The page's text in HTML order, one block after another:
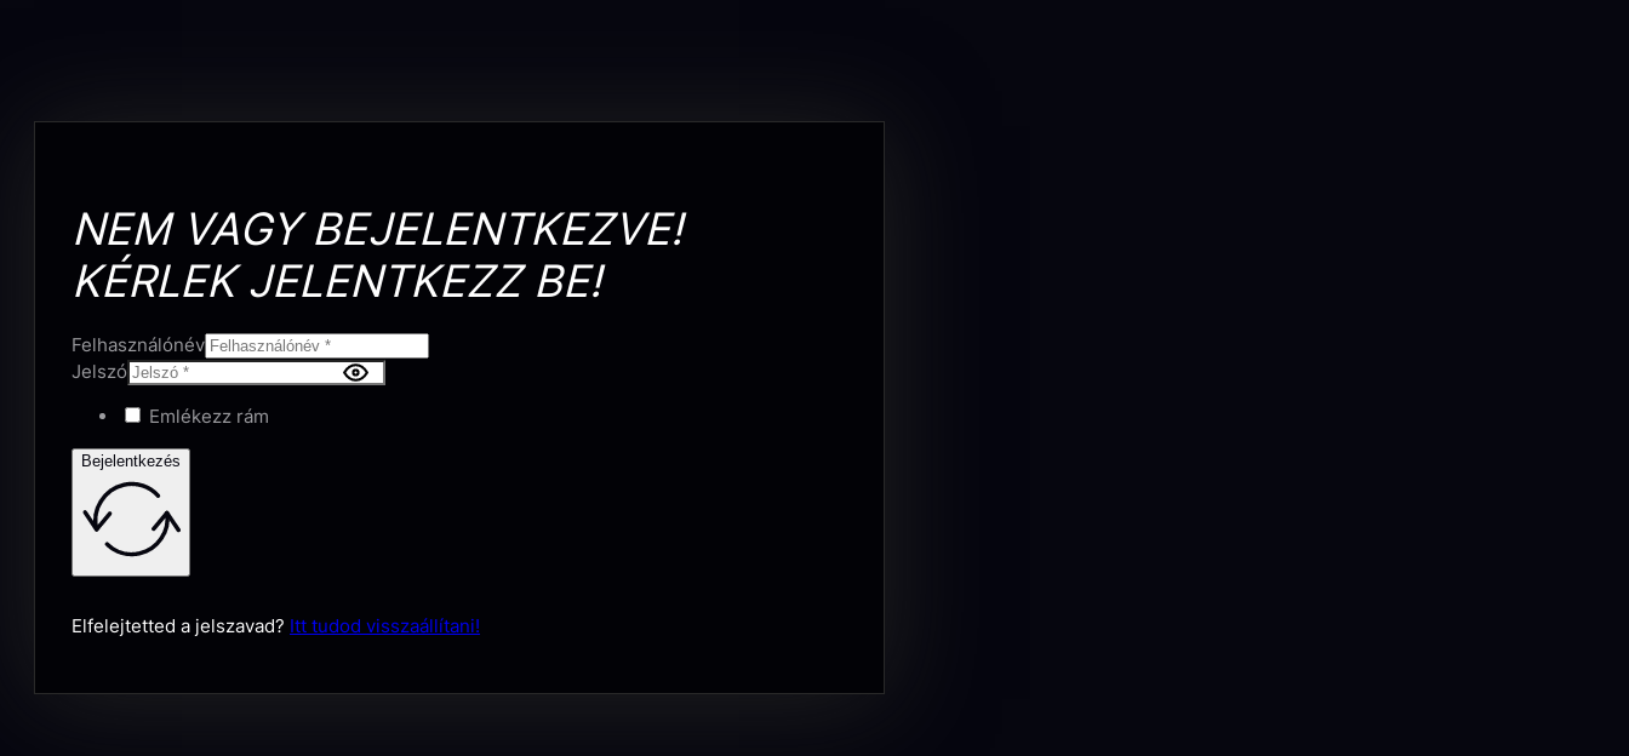
NEM VAGY BEJELENTKEZVE!
KÉRLEK JELENTKEZZ BE!
Felhasználónév
Jelszó
Emlékezz rám
Bejelentkezés
Elfelejtetted a jelszavad? Itt tudod visszaállítani!